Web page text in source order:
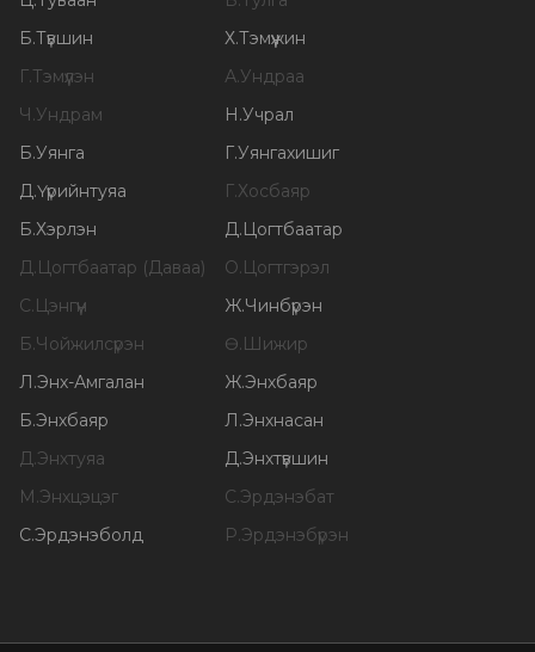
Б.Түвшин Х.Тэмүүжин
Г.Тэмүүлэн А.Ундраа
Ч.Ундрам Н.Учрал
Б.Уянга Г.Уянгахишиг
Д.Үүрийнтуяа Г.Хосбаяр
Б.Хэрлэн Д.Цогтбаатар
Д.Цогтбаатар (Даваа) О.Цогтгэрэл
С.Цэнгүүн Ж.Чинбүрэн
Б.Чойжилсүрэн Ө.Шижир
Л.Энх-Амгалан Ж.Энхбаяр
Б.Энхбаяр Л.Энхнасан
Д.Энхтуяа Д.Энхтүвшин
М.Энхцэцэг С.Эрдэнэбат
С.Эрдэнэболд Р.Эрдэнэбүрэн